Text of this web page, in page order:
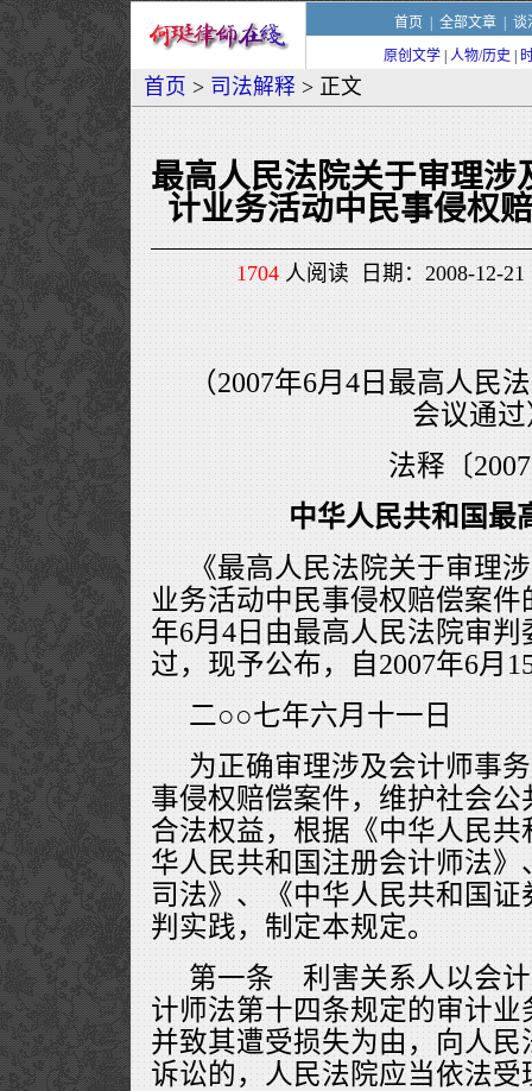
首页 全部文章| 谈
原创文学 人物/历史
首页 > 司法解释 > 正文
最高人民法院关于审理涉
计业务活动中民事侵权
1704人阅读 日期：2008-12-21
（2007年6月4日最高人民
会议通过
法释〔
中华人民共和国最
《最高人民法院关于审理
业务活动中民事侵权赔偿案件
年6月4日由最高人民法院审判
过，现予公布，自2007年6月
二○○七年六月十一日
为正确审理涉及会计师事
事侵权赔偿案件，维护社会
合法权益，根据《中华人民
华人民共和国注册会计师法
司法》、《中华人民共和国
判实践，制定本规定。
第一条 利害关系人以会
计师法第十四条规定的审计
并致其遭受损失为由，向人
诉讼的，人民法院应当依法受